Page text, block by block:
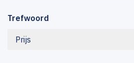
Trefwoord
Prijs